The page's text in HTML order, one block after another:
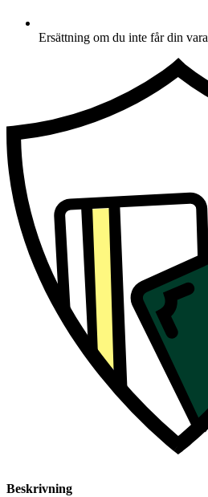
Ersättning om du inte får din vara
Beskrivning